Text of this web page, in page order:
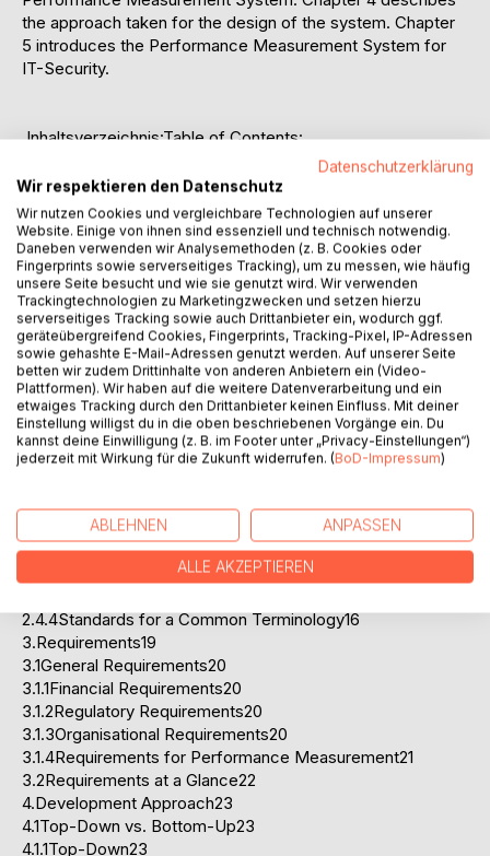
the approach taken for the design of the system. Chapter
5 introduces the Performance Measurement System for
IT-Security.
Inhaltsverzeichnis:Table of Contents:
1.1Motivation1
1.2Problem Statement2
2.Theoretical Background3
2.1Performance Measurement4
2.1.1Definitions4
2.1.2Key Figures4
2.1.3The Balanced Scorecard6
2.2IT-Security7
2.2.1Goals of IT-Security7
2.2.2Security Policy9
2.2.3Incident Response10
2.3Risk Management11
2.3.1The Asset/Threat/Vulnerability/Safeguard Concept11
2.3.3Risk Mitigation13
2.4Existing Standards for IT-Security14
2.4.1Standards for Information Security Management14
2.4.2Standards for Evaluation15
2.4.4Standards for a Common Terminology16
3.Requirements19
3.1General Requirements20
3.1.1Financial Requirements20
3.1.2Regulatory Requirements20
3.1.3Organisational Requirements20
3.1.4Requirements for Performance Measurement21
3.2Requirements at a Glance22
4.Development Approach23
4.1Top-Down vs. Bottom-Up23
4.1.1Top-Down23
Datenschutzerklärung
Wir respektieren den Datenschutz
Wir nutzen Cookies und vergleichbare Technologien auf unserer
Website. Einige von ihnen sind essenziell und technisch notwendig.
Daneben verwenden wir Analysemethoden (z. B. Cookies oder
Fingerprints sowie serverseitiges Tracking), um zu messen, wie häufig
unsere Seite besucht und wie sie genutzt wird. Wir verwenden
Trackingtechnologien zu Marketingzwecken und setzen hierzu
serverseitiges Tracking sowie auch Drittanbieter ein, wodurch ggf.
geräteübergreifend Cookies, Fingerprints, Tracking-Pixel, IP-Adressen
sowie gehashte E-Mail-Adressen genutzt werden. Auf unserer Seite
betten wir zudem Drittinhalte von anderen Anbietern ein (Video-
Plattformen). Wir haben auf die weitere Datenverarbeitung und ein
etwaiges Tracking durch den Drittanbieter keinen Einfluss. Mit deiner
Einstellung willigst du in die oben beschriebenen Vorgänge ein. Du
kannst deine Einwilligung (z. B. im Footer unter „Privacy-Einstellungen“)
jederzeit mit Wirkung für die Zukunft widerrufen. (BoD-Impressum)
ABLEHNEN ANPASSEN
ALLE AKZEPTIEREN